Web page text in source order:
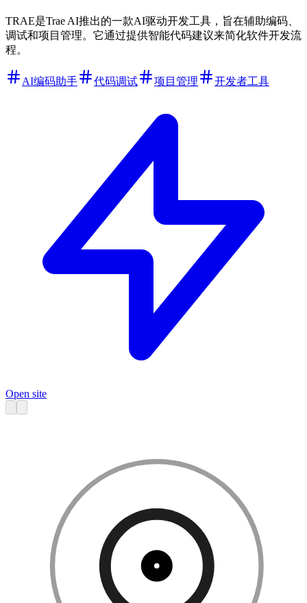
TRAE是Trae AI推出的一款AI驱动开发工具，旨在辅助编码、
调试和项目管理。它通过提供智能代码建议来简化软件开发流
程。
AI编码助手 代码调试 项目管理 开发者工具
Open site